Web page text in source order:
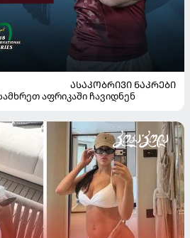
ᲐᲡᲐᲙᲝᲑᲠᲘᲕᲘ ᲜᲐᲙᲠᲔᲑᲘ
აფრიკაში ჩავიდნენ